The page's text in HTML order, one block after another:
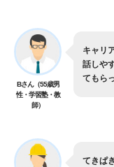
Bさん（55歳男
性・学習塾・教
師）
キャリ
話しや
てもら
てきぱ